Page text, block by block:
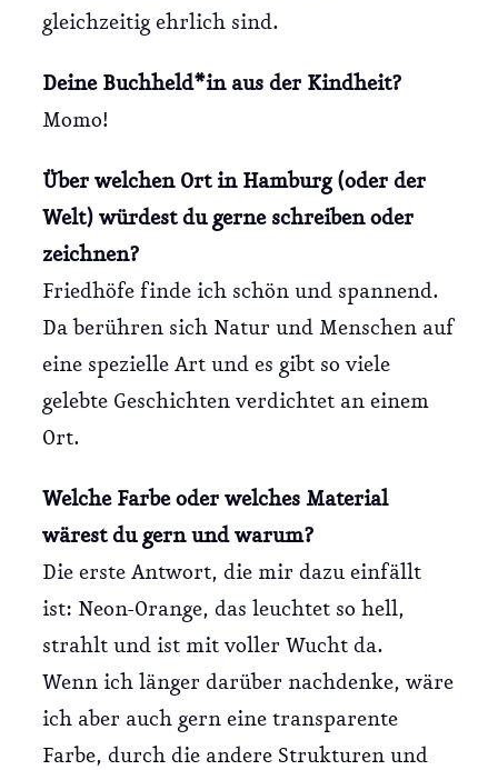
gleichzeitig ehrlich sind.
Deine Buchheld*in aus der Kindheit?
Momo!
Über welchen Ort in Hamburg (oder der
Welt) würdest du gerne schreiben oder
zeichnen?
Friedhöfe finde ich schön und spannend.
Da berühren sich Natur und Menschen auf
eine spezielle Art und es gibt so viele
gelebte Geschichten verdichtet an einem
Ort.
Welche Farbe oder welches Material
wärest du gern und warum?
Die erste Antwort, die mir dazu einfällt
ist: Neon-Orange, das leuchtet so hell,
strahlt und ist mit voller Wucht da.
Wenn ich länger darüber nachdenke, wäre
ich aber auch gern eine transparente
Farbe, durch die andere Strukturen und